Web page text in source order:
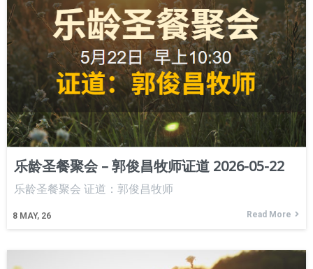
乐龄圣餐聚会 – 郭俊昌牧师证道 2026-05-22
8 MAY, 26
乐龄圣餐聚会 证道：郭俊昌牧师
Read More